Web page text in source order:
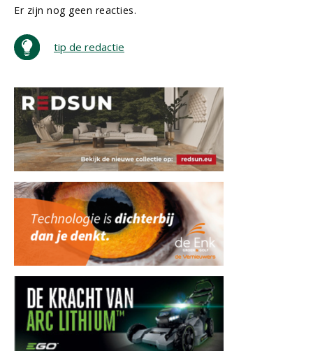
Er zijn nog geen reacties.
tip de redactie